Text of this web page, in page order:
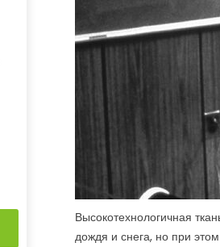
4356 Просмотры
2 Комментарии
специализированная обувь для
подбора. Хотя...
Высокотехнологичная
дождя и снега, но при